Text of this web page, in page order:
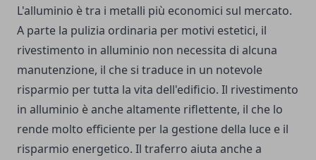
L'alluminio è tra i metalli più economici sul mercato.
A parte la pulizia ordinaria per motivi estetici, il
rivestimento in alluminio non necessita di alcuna
manutenzione, il che si traduce in un notevole
risparmio per tutta la vita dell'edificio. Il rivestimento
in alluminio è anche altamente riflettente, il che lo
rende molto efficiente per la gestione della luce e il
risparmio energetico. Il traferro aiuta anche a